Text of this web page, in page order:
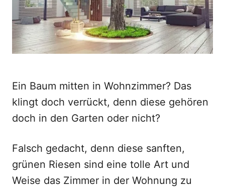
Ein Baum mitten in Wohnzimmer? Das
klingt doch verrückt, denn diese gehören
doch in den Garten oder nicht?
Falsch gedacht, denn diese sanften,
grünen Riesen sind eine tolle Art und
Weise das Zimmer in der Wohnung zu